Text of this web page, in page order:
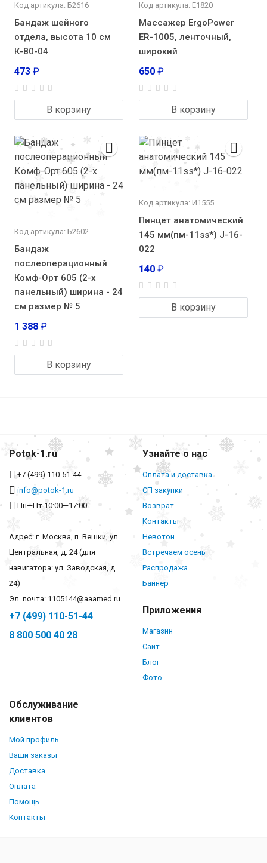
Код артикула: Б2616
Бандаж шейного
отдела, высота 10 см
К-80-04
473 ₽
В корзину
Код артикула: E1820
Массажер ErgoPower
ER-1005, ленточный,
широкий
650 ₽
В корзину
Код артикула: Б2602
Бандаж
послеоперационный
Комф-Орт 605 (2-х
панельный) ширина - 24
см размер № 5
1 388 ₽
В корзину
Код артикула: И1555
Пинцет анатомический
145 мм(пм-11ss*) J-16-
022
140 ₽
В корзину
Potok-1.ru
+7 (499) 110-51-44
info@potok-1.ru
Пн—Пт 10:00—17:00
Адрес: г. Москва, п. Вешки, ул.
Центральная, д. 24 (для
навигатора: ул. Заводская, д.
24)
Эл. почта: 1105144@aaamed.ru
+7 (499) 110-51-44
8 800 500 40 28
Узнайте о нас
Оплата и доставка
СП закупки
Возврат
Контакты
Невотон
Встречаем осень
Распродажа
Баннер
Приложения
Магазин
Сайт
Блог
Фото
Обслуживание
клиентов
Мой профиль
Ваши заказы
Доставка
Оплата
Помощь
Контакты